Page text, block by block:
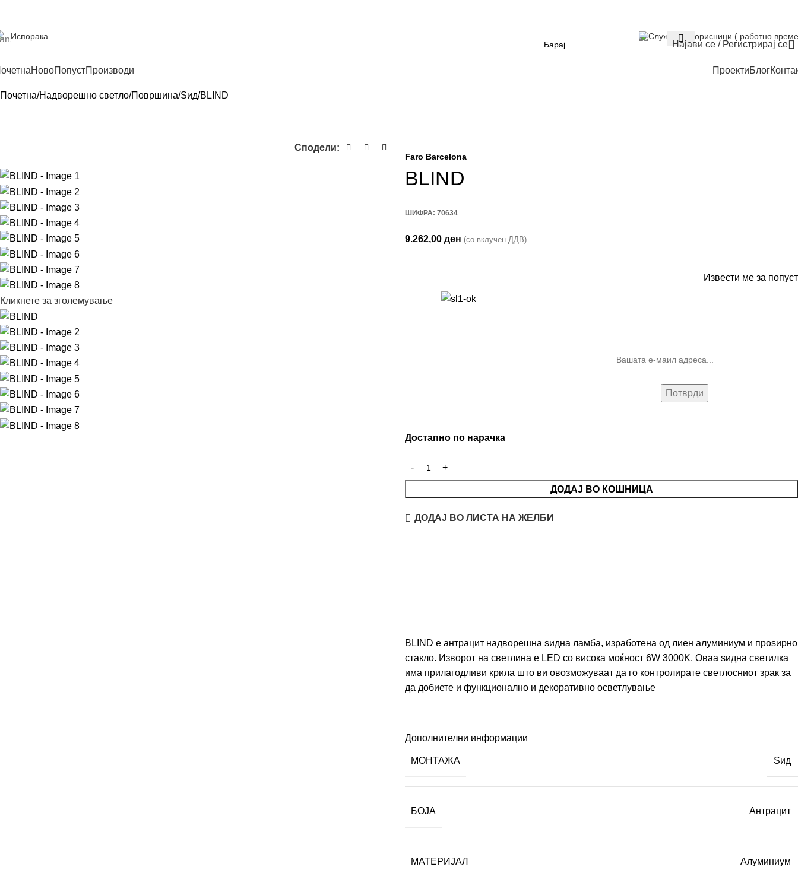
Испорака Служба за корисници ( работно
Најави се / Регистрирај се
НовоПопустПроизводи ПроектиБлог
Почетна Надворешно светло Површина Ѕид BLIND
Сподели:
Кликнете за зголемување
Faro Barcelona
BLIND
ШИФРА: 70634
9.262,00 ден (со вклучен ДДВ)
Извести ме за попуст
Достапно по нарачка
ДОДАЈ ВО КОШНИЦА
ДОДАЈ ВО ЛИСТА НА ЖЕЛБИ
BLIND е антрацит надворешна ѕидна ламба, изработена од лиен алуминиум и проѕирно
стакло. Изворот на светлина е LED со висока моќност 6W 3000K. Оваа ѕидна светилка
има прилагодливи крила што ви овозможуваат да го контролирате светлосниот зрак за
да добиете и функционално и декоративно осветлување
Дополнителни информации
МОНТАЖА Ѕид
БОЈА Антрацит
МАТЕРИЈАЛ Алуминиум